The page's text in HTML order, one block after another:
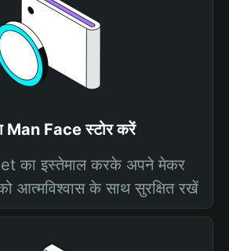
Man Face स्टोर करें
का इस्तेमाल करके अपने मेकर
आत्मविश्वास के साथ सुरक्षित रखें